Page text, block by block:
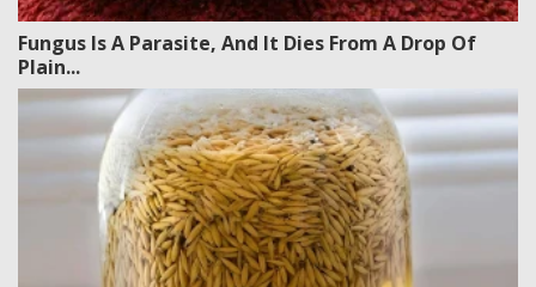
Fungus Is A Parasite, And It Dies From A Drop Of
Plain...